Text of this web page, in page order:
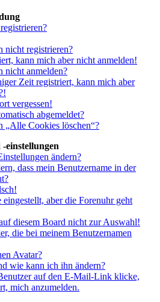
nicht registrieren?
kann mich aber nicht anmelden!
nicht anmelden?
Zeit registriert, kann mich aber
vergessen!
abgemeldet?
„Alle Cookies löschen“?
einstellungen
ändern?
dass mein Benutzername in der
aber die Forenuhr geht
diesem Board nicht zur Auswahl!
die bei meinem Benutzernamen
Avatar?
wie kann ich ihn ändern?
auf den E-Mail-Link klicke,
mich anzumelden.